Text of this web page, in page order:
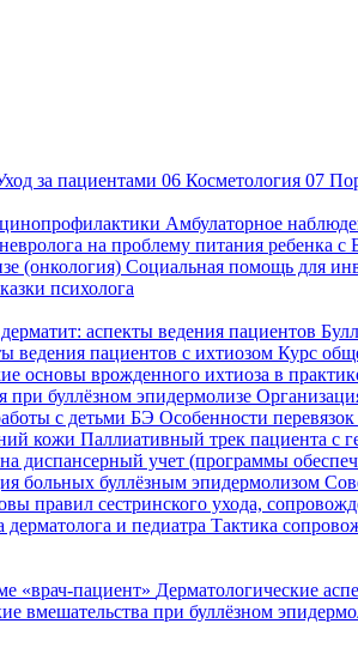
за пациентами 06 Косметология 07
Амбулаторное
на проблему питания ребенка с
(онкология) Социальная помощь для
психолога
аспекты ведения пациентов
ведения пациентов с ихтиозом Курс
основы врожденного ихтиоза в
буллёзном эпидермолизе
с детьми БЭ Особенности
кожи Паллиативный трек пациента с
диспансерный учет (программы
больных буллёзным эпидермолизом
правил сестринского ухода,
и педиатра Тактика
«врач-пациент» Дерматологические
вмешательства при буллёзном